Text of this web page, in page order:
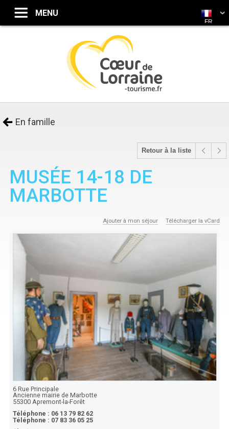
En famille
Retour à la liste
MUSÉE 14-18 DE
MARBOTTE
Ajouter à mon séjour Télécharger la vCard
6 Rue Principale
Ancienne mairie de Marbotte
55300Apremont-la-Forêt
Téléphone : 06 13 79 82 62
Téléphone : 07 83 36 05 25
FR